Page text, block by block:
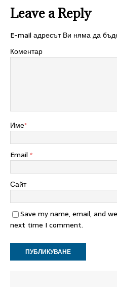
Leave a Reply
E-mail адресът Ви няма да
Коментар
Име*
Email *
Сайт
Save my name, email, and
next time I comment.